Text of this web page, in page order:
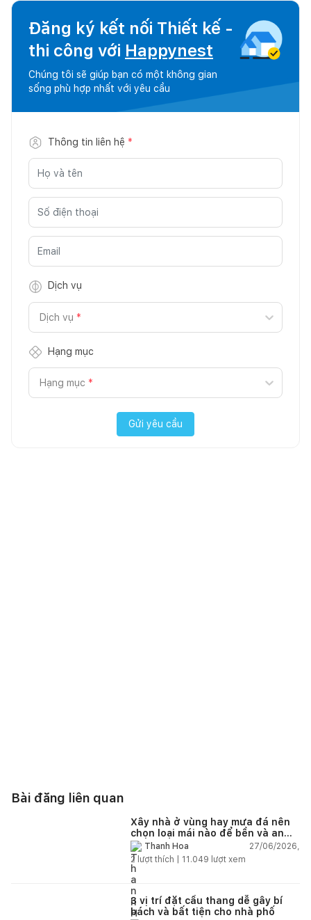
Đăng ký kết nối Thiết kế -
thi công với Happynest
Chúng tôi sẽ giúp bạn có một không gian
sống phù hợp nhất với yêu cầu
Thông tin liên hệ *
Dịch vụ
Dịch vụ *
Hạng mục
Hạng mục *
Gửi yêu cầu
Bài đăng liên quan
Xây nhà ở vùng hay mưa đá nên
chọn loại mái nào để bền và an
toàn?Thanh Hoa
27/06/2026,
2 lượt thích | 11.049 lượt xem
3 vị trí đặt cầu thang dễ gây bí
bách và bất tiện cho nhà phố